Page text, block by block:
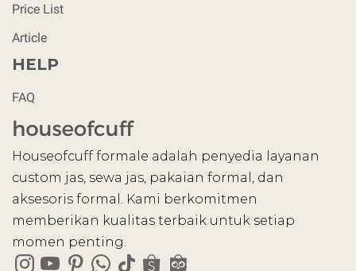
Price List
Article
HELP
FAQ
Houseofcuff formale adalah penyedia layanan
custom jas, sewa jas, pakaian formal, dan
aksesoris formal. Kami berkomitmen
memberikan kualitas terbaik untuk setiap
momen penting.